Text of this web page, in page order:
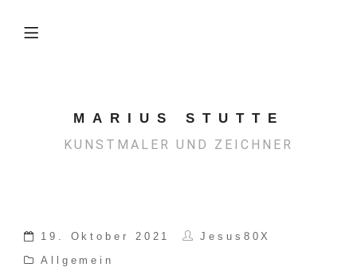
MARIUS STUTTE
KUNSTMALER UND ZEICHNER
19. Oktober 2021
Jesus80X
Allgemein